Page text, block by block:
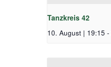
Tanzkreis 42
10. August | 19:15 -